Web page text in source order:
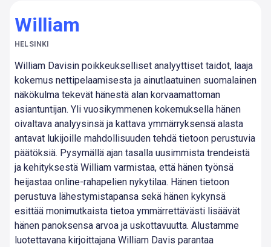
William
HELSINKI
William Davisin poikkeukselliset analyyttiset taidot, laaja
kokemus nettipelaamisesta ja ainutlaatuinen suomalainen
näkökulma tekevät hänestä alan korvaamattoman
asiantuntijan. Yli vuosikymmenen kokemuksella hänen
oivaltava analyysinsä ja kattava ymmärryksensä alasta
antavat lukijoille mahdollisuuden tehdä tietoon perustuvia
päätöksiä. Pysymällä ajan tasalla uusimmista trendeistä
ja kehityksestä William varmistaa, että hänen työnsä
heijastaa online-rahapelien nykytilaa. Hänen tietoon
perustuva lähestymistapansa sekä hänen kykynsä
esittää monimutkaista tietoa ymmärrettävästi lisäävät
hänen panoksensa arvoa ja uskottavuutta. Alustamme
luotettavana kirjoittajana William Davis parantaa